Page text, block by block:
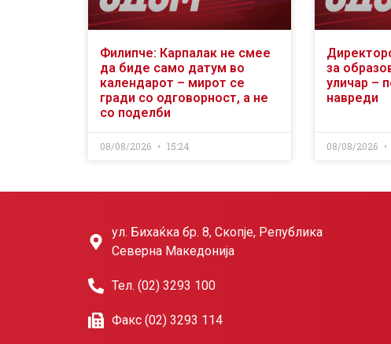
Филипче: Карпалак не смее
да биде само датум во
календарот – мирот се
гради со одговорност, а не
со поделби
08/08/2026 15:24
за
уличар –
навреди
08/08/2026
ул. Бихаќка бр. 8, Скопје, Република
Северна Македонија
Тел. (02) 3293 100
Факс (02) 3293 114